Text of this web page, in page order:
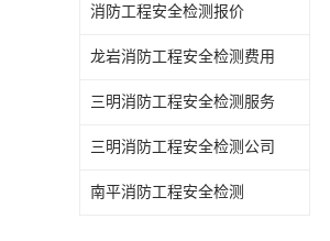
消防工程安全检测报价
龙岩消防工程安全检测费用
三明消防工程安全检测服务
三明消防工程安全检测公司
南平消防工程安全检测